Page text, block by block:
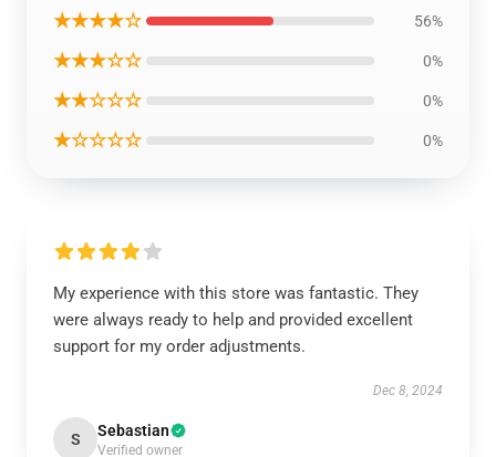
★★★★☆ 56%
★★★☆☆ 0%
★★☆☆☆ 0%
★☆☆☆☆ 0%
My experience with this store was fantastic. They
were always ready to help and provided excellent
support for my order adjustments.
Dec 8, 2024
S Sebastian
Verified owner